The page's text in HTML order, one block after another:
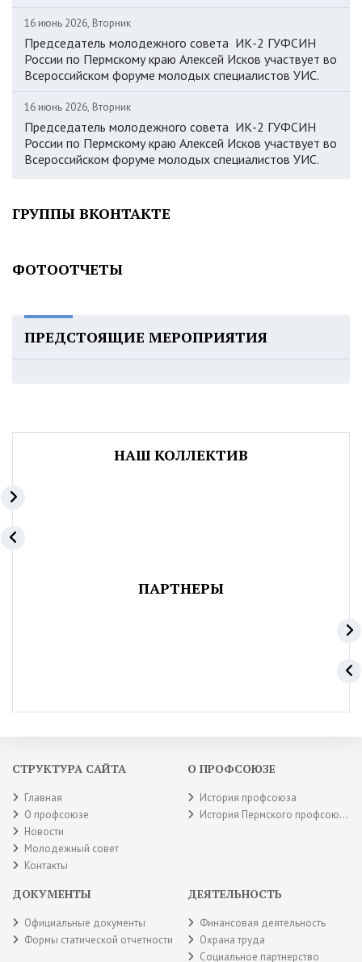
16 июнь 2026, Вторник
Председатель молодежного совета ИК-2 ГУФСИН
России по Пермскому краю Алексей Исков участвует во
Всероссийском форуме молодых специалистов УИС.
16 июнь 2026, Вторник
Председатель молодежного совета ИК-2 ГУФСИН
России по Пермскому краю Алексей Исков участвует во
Всероссийском форуме молодых специалистов УИС.
ГРУППЫ ВКОНТАКТЕ
ФОТООТЧЕТЫ
ПРЕДСТОЯЩИЕ МЕРОПРИЯТИЯ
НАШ КОЛЛЕКТИВ
ПАРТНЕРЫ
СТРУКТУРА САЙТА
Главная
О профсоюзе
Новости
Молодежный совет
Контакты
О ПРОФСОЮЗЕ
История профсоюза
История Пермского профсоюза
ДОКУМЕНТЫ
Официальные документы
Формы статической отчетности
ДЕЯТЕЛЬНОСТЬ
Финансовая деятельность
Охрана труда
Социальное партнерство